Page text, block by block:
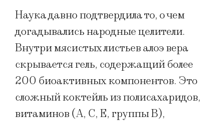
Наука давно подтвердила то, о чем
догадывались народные целители.
Внутри мясистых листьев алоэ вера
скрывается гель, содержащий более
200 биоактивных компонентов. Это
сложный коктейль из полисахаридов,
витаминов (A, C, E, группы B),